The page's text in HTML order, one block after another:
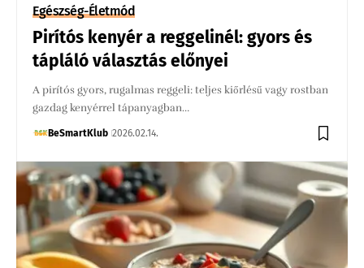
Egészség-Életmód
Pirítós kenyér a reggelinél: gyors és
tápláló választás előnyei
A pirítós gyors, rugalmas reggeli: teljes kiőrlésű vagy rostban
gazdag kenyérrel tápanyagban…
BeSmartKlub 2026.02.14.